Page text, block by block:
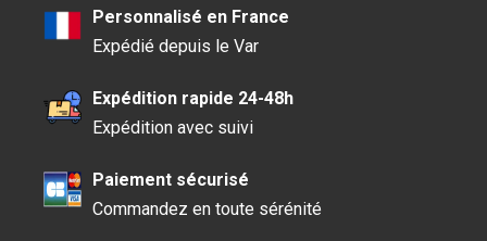
Personnalisé en France
Expédié depuis le Var
Expédition rapide 24-48h
Expédition avec suivi
Paiement sécurisé
Commandez en toute sérénité